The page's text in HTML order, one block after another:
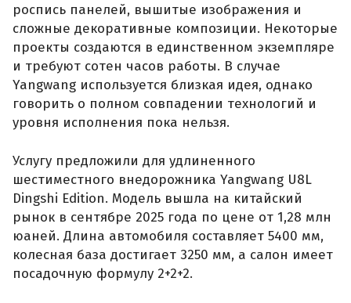
роспись панелей, вышитые изображения и
сложные декоративные композиции. Некоторые
проекты создаются в единственном экземпляре
и требуют сотен часов работы. В случае
Yangwang используется близкая идея, однако
говорить о полном совпадении технологий и
уровня исполнения пока нельзя.
Услугу предложили для удлиненного
шестиместного внедорожника Yangwang U8L
Dingshi Edition. Модель вышла на китайский
рынок в сентябре 2025 года по цене от 1,28 млн
юаней. Длина автомобиля составляет 5400 мм,
колесная база достигает 3250 мм, а салон имеет
посадочную формулу 2+2+2.